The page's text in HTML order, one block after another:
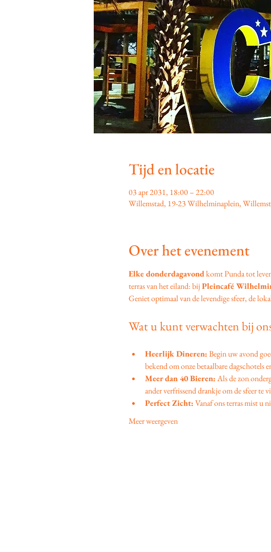
Tijd en locatie
03 apr 2031, 18:00 – 22:00
Willemstad, 19-23 Wilhelminaplein,
Over het evenement
Elke donderdagavond komt Punda tot
terras van het eiland: bij Pleincafé
Geniet optimaal van de levendige sfeer, de
Wat u kunt verwachten bij
Heerlijk Dineren: Begin uw avond
bekend om onze betaalbare dagschotels
Meer dan 40 Bieren: Als de zon
ander verfrissend drankje om de sfeer te
Perfect Zicht: Vanaf ons terras mist u
Meer weergeven